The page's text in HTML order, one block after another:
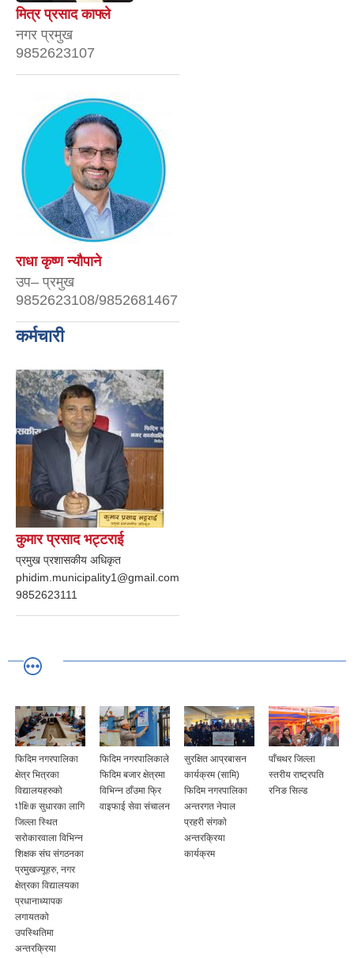
मित्र प्रसाद काफ्ले
नगर प्रमुख
9852623107
राधा कृष्ण न्यौपाने
उप– प्रमुख
9852623108/9852681467
कर्मचारी
कुमार प्रसाद भट्टराई
प्रमुख प्रशासकीय अधिकृत
phidim.municipality1@gmail.com
9852623111
फिदिम नगरपालिका
क्षेत्र भित्रका
विद्यालयहरुको
शैक्षिक सुधारका लागि
जिल्ला स्थित
सरोकारवाला विभिन्न
शिक्षक संघ संगठनका
प्रमुखज्यूहरु, नगर
क्षेत्रका विद्यालयका
प्रधानाध्यापक
लगायतको
उपस्थितिमा
अन्तरक्रिया
फिदिम नगरपालिकाले
फिदिम बजार क्षेत्रमा
विभिन्न ठाँउमा फ्रि
वाइफाई सेवा संचालन
सुरक्षित आप्रबासन
कार्यक्रम (सामि)
फिदिम नगरपालिका
अन्तरगत नेपाल
प्रहरी संगकाे
अन्तरक्रिया
कार्यक्रम
पाँचथर जिल्ला
स्तरीय राष्ट्रपति
रनिङ सिल्ड